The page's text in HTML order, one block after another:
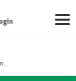
Prestador Mosaicum Espaço Clínico Ltda (51004352-0)